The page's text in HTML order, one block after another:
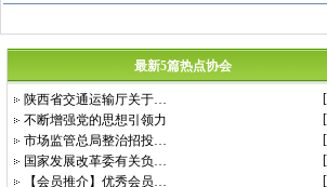
最新5篇热点协会
陕西省交通运输厅关于… [
不断增强党的思想引领力
[
市场监管总局整治招投…
[
国家发展改革委有关负…
[
【会员推介】优秀会员…
[